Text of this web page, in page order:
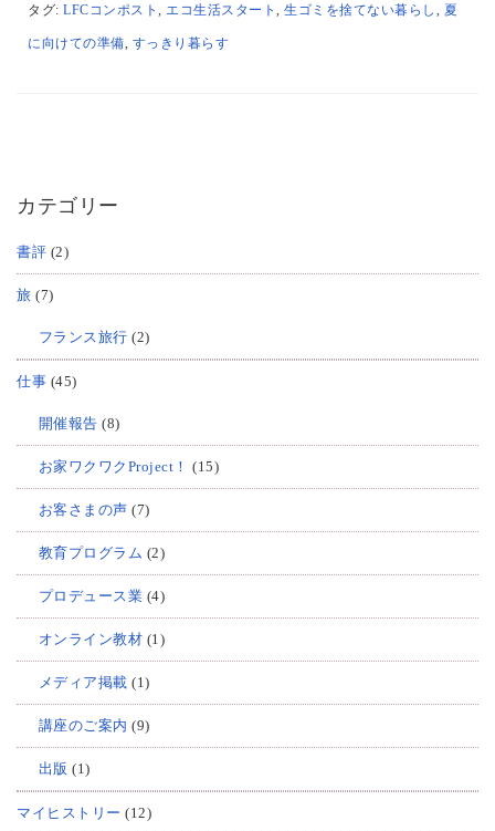
タグ: LFCコンポスト エコ生活スタート 生ゴミを捨てない暮らし 夏
に向けての準備 すっきり暮らす
カテゴリー
書評 (2)
旅 (7)
フランス旅行 (2)
仕事 (45)
開催報告 (8)
お家ワクワクProject！ (15)
お客さまの声 (7)
教育プログラム (2)
プロデュース業 (4)
オンライン教材 (1)
メディア掲載 (1)
講座のご案内 (9)
出版 (1)
マイヒストリー (12)